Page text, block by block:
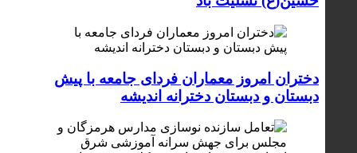
دختران امروز معماران فردای جامعه با پیش
دبستان و دبستان دخترانه اندیشه